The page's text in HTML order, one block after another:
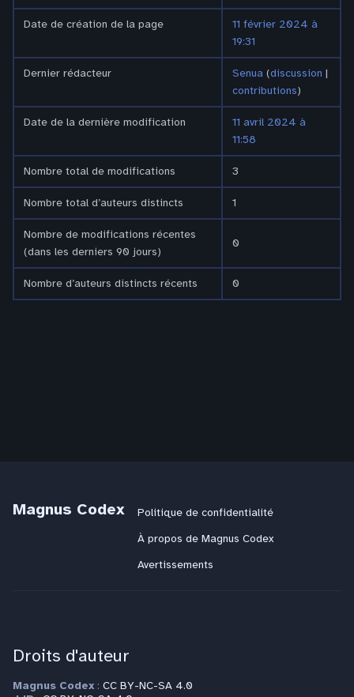
Date de création de la page
11 février 2024 à
19:31
Dernier rédacteur Senua (discussion |
contributions)
Date de la dernière modification
11 avril 2024 à
11:58
Nombre total de modifications 3
Nombre total d’auteurs distincts 1
Nombre de modifications récentes
(dans les derniers 90 jours)
0
Nombre d’auteurs distincts récents 0
Magnus Codex
Politique de confidentialité
À propos de Magnus Codex
Avertissements
Droits d'auteur
Magnus Codex : CC BY-NC-SA 4.0